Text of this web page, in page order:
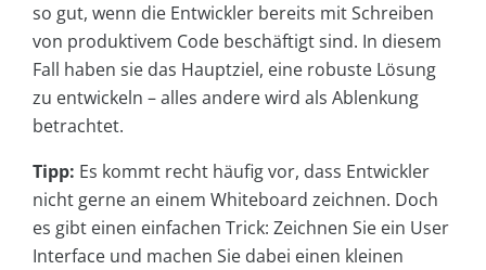
so gut, wenn die Entwickler bereits mit Schreiben
von produktivem Code beschäftigt sind. In diesem
Fall haben sie das Hauptziel, eine robuste Lösung
zu entwickeln – alles andere wird als Ablenkung
betrachtet.
Tipp: Es kommt recht häufig vor, dass Entwickler
nicht gerne an einem Whiteboard zeichnen. Doch
es gibt einen einfachen Trick: Zeichnen Sie ein User
Interface und machen Sie dabei einen kleinen